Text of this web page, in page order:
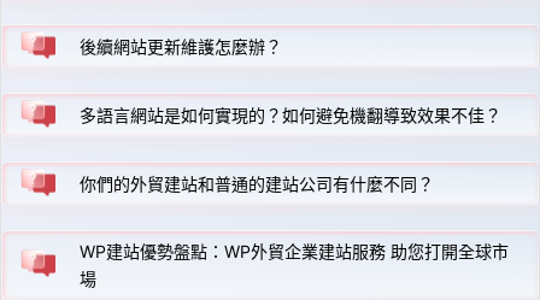
後續網站更新維護怎麼辦？
多語言網站是如何實現的？如何避免機翻導致效果不佳？
你們的外貿建站和普通的建站公司有什麼不同？
WP建站優勢盤點：WP外貿企業建站服務 助您打開全球市
場